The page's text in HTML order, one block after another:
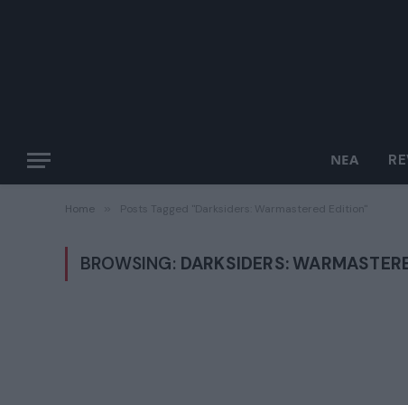
ΝΈΑ
Home Posts Tagged "Darksiders: Warmastered Edition"
BROWSING: DARKSIDERS: